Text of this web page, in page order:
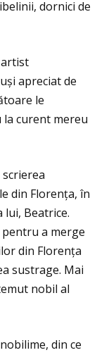
dornici de
artist
apreciat de
le
la curent mereu
din Florenţa, în
Beatrice.
a merge
din Florenţa
sustrage. Mai
nobil al
din ce